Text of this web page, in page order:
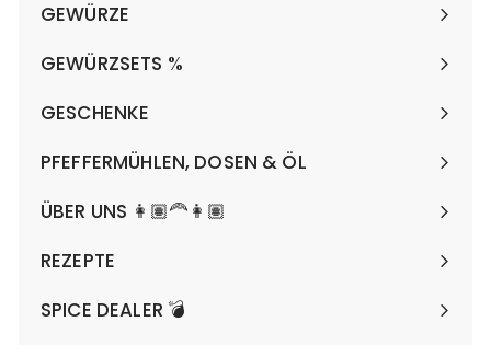
€
GEWÜRZE
Menü
maximieren
GEWÜRZSETS %
Menü
maximieren
GESCHENKE
Menü
maximieren
PFEFFERMÜHLEN, DOSEN & ÖL
Menü
maximieren
ÜBER UNS 👩🏽‍🦰👩🏽
REZEPTE
SPICE DEALER 💣